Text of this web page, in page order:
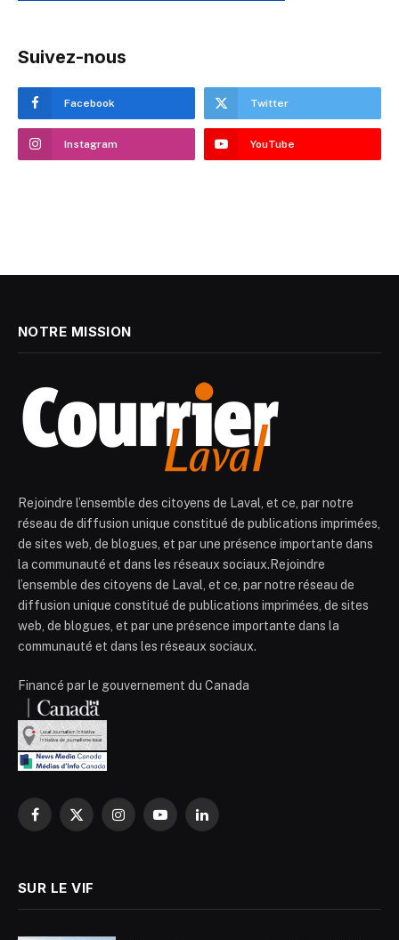
Suivez-nous
Facebook Twitter
Instagram YouTube
NOTRE MISSION
Rejoindre l’ensemble des citoyens de Laval, et ce, par notre
réseau de diffusion unique constitué de publications imprimées,
de sites web, de blogues, et par une présence importante dans
la communauté et dans les réseaux sociaux.Rejoindre
l’ensemble des citoyens de Laval, et ce, par notre réseau de
diffusion unique constitué de publications imprimées, de sites
web, de blogues, et par une présence importante dans la
communauté et dans les réseaux sociaux.
Financé par le gouvernement du Canada
Facebook
X
InstagramYouTubeLinkedIn
SUR LE VIF